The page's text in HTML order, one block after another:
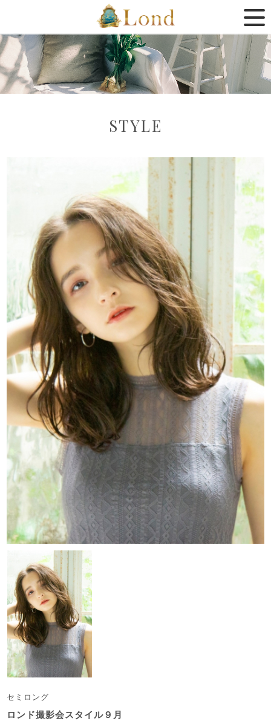
STYLE
セミロング
ロンド撮影会スタイル９月